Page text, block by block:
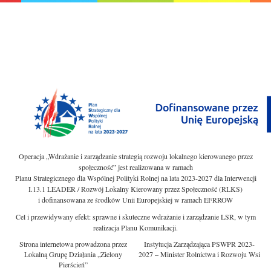
Operacja „Wdrażanie i zarządzanie strategią rozwoju lokalnego kierowanego przez
społeczność” jest realizowana w ramach
Planu Strategicznego dla Wspólnej Polityki Rolnej na lata 2023-2027 dla Interwencji
I.13.1 LEADER / Rozwój Lokalny Kierowany przez Społeczność (RLKS)
i dofinansowana ze środków Unii Europejskiej w ramach EFRROW
Cel i przewidywany efekt: sprawne i skuteczne wdrażanie i zarządzanie LSR, w tym
realizacja Planu Komunikacji.
Strona internetowa prowadzona przez
Lokalną Grupę Działania „Zielony
Pierścień”
Instytucja Zarządzająca PSWPR 2023-
2027 – Minister Rolnictwa i Rozwoju Wsi